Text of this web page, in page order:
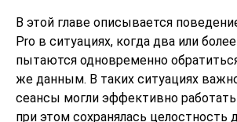
В этой главе описывается
Pro в ситуациях, когда два или
пытаются одновременно
же данным. В таких ситуациях
сеансы могли эффективно
при этом сохранялась целостность